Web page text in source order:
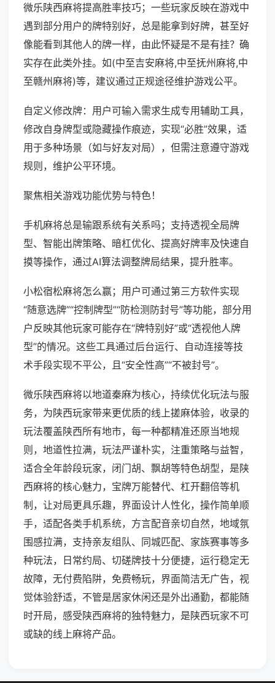
微乐陕西麻将提高胜率技巧；一些玩家反映在游戏中
遇到部分用户的牌特别好，总是能拿到好牌，甚至好
像能看到其他人的牌一样，由此怀疑是不是有挂？确
实存在此类外挂。如(中至吉安麻将,中至抚州麻将,中
至赣州麻将)等，建议通过正规途径维护游戏公平。
自定义修改牌：用户可输入需求生成专用辅助工具，
修改自身牌型或隐藏操作痕迹，实现“必胜”效果，适
用于多种场景（如与好友对局），但需注意遵守游戏
规则，维护公平环境。
聚焦相关游戏功能优势与特色！
手机麻将总是输跟系统有关系吗；支持透视全局牌
型、智能出牌策略、暗杠优化、提高好牌率及快速自
摸等操作，通过AI算法调整牌局结果，提升胜率。
小松宿松麻将怎么赢；用户可通过第三方软件实现
“随意选牌”“控制牌型”“防检测防封号”等功能，部分用
户反映其他玩家可能存在“牌特别好”或“透视他人牌
型”的情况。这些工具通过后台运行、自动连接等技
术手段实现不平公，且“安全性高”“不被封号”。
微乐陕西麻将以地道秦麻为核心，持续优化玩法与服
务，为陕西玩家带来更优质的线上搓麻体验，收录的
玩法覆盖陕西所有地市，每一种都精准还原当地规
则，地道性拉满，玩法严谨朴实，注重策略与益智，
适合全年龄段玩家，闭门胡、飘胡等特色胡型，是陕
西麻将的核心魅力，宝牌万能替代、杠开翻倍等机
制，让对局更具乐趣，界面设计人性化，操作简单顺
手，适配各类手机系统，方言配音亲切自然，地域氛
围感拉满，支持亲友组队、同城匹配、家族赛事等多
种玩法，日常约局、切磋牌技十分便捷，运行稳定无
故障，无付费陷阱，免费畅玩，界面简洁无广告，视
觉体验舒适，不管是居家休闲还是外出通勤，都能随
时开局，感受陕西麻将的独特魅力，是陕西玩家不可
或缺的线上麻将产品。